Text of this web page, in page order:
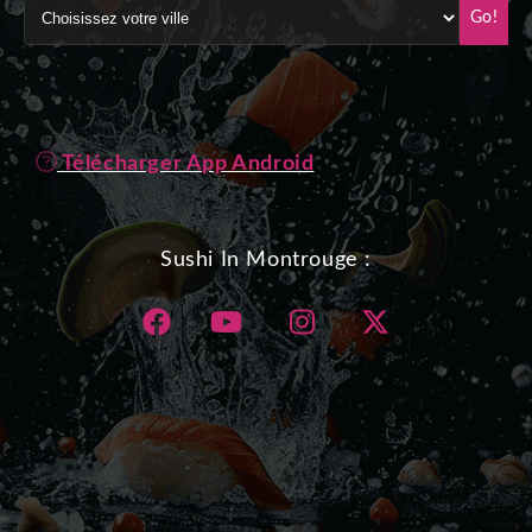
Go!
Télécharger App Android
Sushi In Montrouge :